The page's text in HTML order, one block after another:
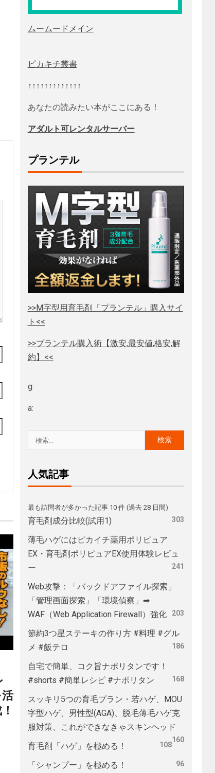
ムームードメイン
ピカキチ叢書
↑↑↑↑↑↑↑↑↑↑↑↑↑
あなたの読みたい本がここにある！
アダルト可レンタルサーバー
プランテル
>>M字型用育毛剤「プランテル」購入サイ
ト<<
>>プランテル購入術【激安,最安値,格安,解
約】<<
g:
a:
人気記事
最も訪問者が多かった記事 10 件 (過去 28 日間)
育毛剤成分比較(試用1) 303
薄毛ハゲにはピカイチ薬用ポリピュア
EX・育毛剤ポリピュアEX使用体験レビュ
ー
241
Web攻撃：「バックドアファイル探索」
「管理画面探索」「環境偵察」➡
WAF（Web Application Firewall）強化
203
節約3つ星ステーキの作り方 #料理 #グル
メ #飯テロ
186
自宅で簡単、コク旨ナポリタンです！
#shorts #簡単レシピ #ナポリタン
168
スッキリ5つの育毛プラン・若ハゲ、MOU
字型ハゲ、男性型(AGA)、脱毛薄毛ハゲ克
服対策、これができなきゃスキンヘッド
160
育毛剤「ハゲ」を極める！ 108
「シャンプー」を極める！ 96